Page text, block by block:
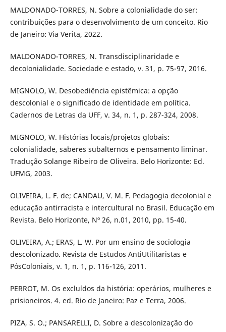
MALDONADO-TORRES, N. Sobre a colonialidade do ser:
contribuições para o desenvolvimento de um conceito. Rio
de Janeiro: Via Verita, 2022.
MALDONADO-TORRES, N. Transdisciplinaridade e
decolonialidade. Sociedade e estado, v. 31, p. 75-97, 2016.
MIGNOLO, W. Desobediência epistêmica: a opção
descolonial e o significado de identidade em política.
Cadernos de Letras da UFF, v. 34, n. 1, p. 287-324, 2008.
MIGNOLO, W. Histórias locais/projetos globais:
colonialidade, saberes subalternos e pensamento liminar.
Tradução Solange Ribeiro de Oliveira. Belo Horizonte: Ed.
UFMG, 2003.
OLIVEIRA, L. F. de; CANDAU, V. M. F. Pedagogia decolonial e
educação antirracista e intercultural no Brasil. Educação em
Revista. Belo Horizonte, Nº 26, n.01, 2010, pp. 15-40.
OLIVEIRA, A.; ERAS, L. W. Por um ensino de sociologia
descolonizado. Revista de Estudos AntiUtilitaristas e
PósColoniais, v. 1, n. 1, p. 116-126, 2011.
PERROT, M. Os excluídos da história: operários, mulheres e
prisioneiros. 4. ed. Rio de Janeiro: Paz e Terra, 2006.
PIZA, S. O.; PANSARELLI, D. Sobre a descolonização do